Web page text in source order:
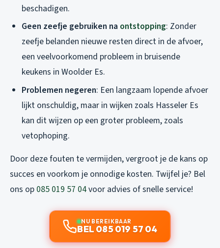
beschadigen.
Geen zeefje gebruiken na ontstopping: Zonder
zeefje belanden nieuwe resten direct in de afvoer,
een veelvoorkomend probleem in bruisende
keukens in Woolder Es.
Problemen negeren: Een langzaam lopende afvoer
lijkt onschuldig, maar in wijken zoals Hasseler Es
kan dit wijzen op een groter probleem, zoals
vetophoping.
Door deze fouten te vermijden, vergroot je de kans op
succes en voorkom je onnodige kosten. Twijfel je? Bel
ons op 085 019 57 04voor advies of snelle service!
NU BEREIKBAAR
BEL 085 019 57 04